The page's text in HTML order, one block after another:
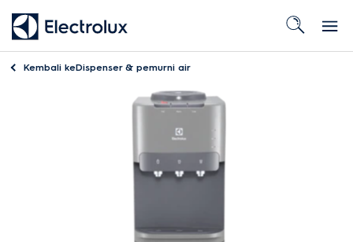
Kembali keDispenser & pemurni air